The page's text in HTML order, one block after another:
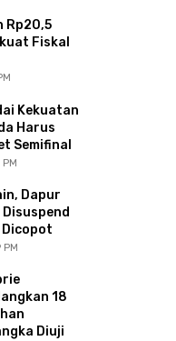
Rp20,5
Fiskal
Kekuatan
Harus
Semifinal
Dapur
Disuspend
Dicopot
18
Diuji